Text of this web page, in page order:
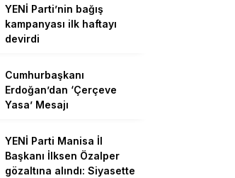
YENİ Parti’nin bağış
kampanyası ilk haftayı
devirdi
Cumhurbaşkanı
Erdoğan’dan ‘Çerçeve
Yasa’ Mesajı
YENİ Parti Manisa İl
Başkanı İlksen Özalper
gözaltına alındı: Siyasette